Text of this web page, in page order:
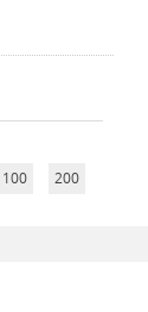
100 200